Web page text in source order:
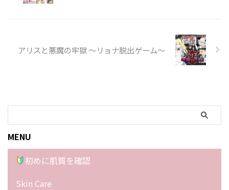
アリスと悪魔の牢獄 〜リョナ脱出ゲーム〜
MENU
初めに肌質を確認
Skin Care